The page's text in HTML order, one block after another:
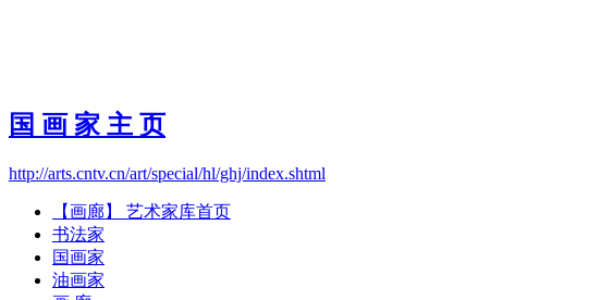
国 画 家 主 页
http://arts.cntv.cn/art/special/hl/ghj/index.shtml
【画廊】 艺术家库首页
书法家
国画家
油画家